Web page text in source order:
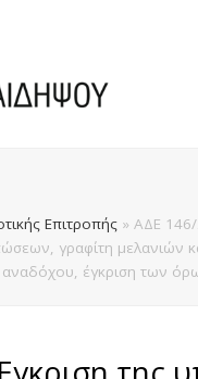
Επιτροπής » ΑΔΕ 146/
γραφίτη
αναδόχου, έγκριση των